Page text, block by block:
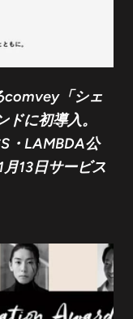
comvey「シェ
に初導入。
・LAMBDA公
13日サービス